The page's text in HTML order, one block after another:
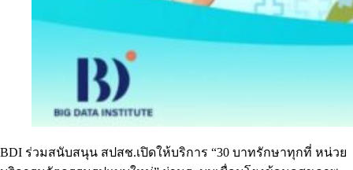
BDI ร่วมสนับสนุน สปสช.เปิดให้บริการ “30 บาทรักษาทุกที่ หน่วย